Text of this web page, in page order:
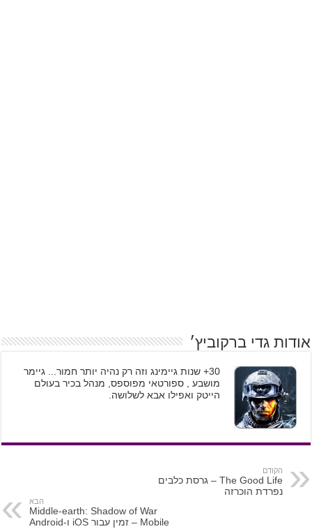
אודות גדי ברקוביץ׳
30+ שנות גיימינג וזה רק נהיה יותר חמור... גיימר
מושבע , ספורטאי מפוספס, מנהל בכיר בעולם
הייטק ואפילו אבא לשלושה.
הקודם
The Good Life – גרסת כלבים
נפרדת הוכרזה
הבא
Middle-earth: Shadow of War
Mobile – זמין עבור iOS ו-Android